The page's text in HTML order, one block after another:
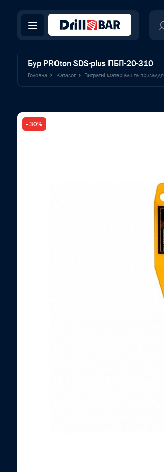
Бур PROton SDS-plus ПБП-20-310
Головна Каталог Витратні матеріали та приладдя
- 30%